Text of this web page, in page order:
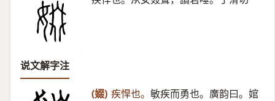
说文解字注
(娺) 疾悍也。 敏疾而勇也。廣韵曰。婠